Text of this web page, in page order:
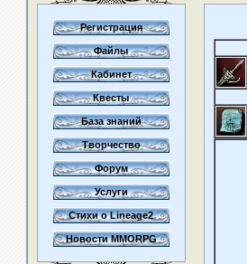
Регистрация
Файлы
Кабинет
Квесты
База знаний
Творчество
Форум
Услуги
Стихи о Lineage2
Новости MMORPG